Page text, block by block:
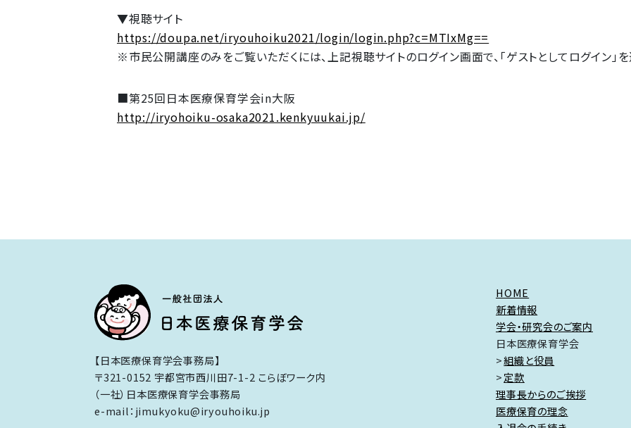
▼視聴サイト
https://doupa.net/iryouhoiku2021/login/login.php?c=MTIxMg==
※市民公開講座のみをご覧いただくには、上記視聴サイトのログイン画面で、「ゲストとしてログイン」
■第25回日本医療保育学会in大阪
http://iryohoiku-osaka2021.kenkyuukai.jp/
【日本医療保育学会事務局】
〒321-0152 宇都宮市西川田7-1-2 こらぼワーク内
（一社）日本医療保育学会事務局
e-mail：jimukyoku@iryouhoiku.jp
HOME
新着情報
学会・研究会のご案内
日本医療保育学会
組織と役員
定款
理事長からのご挨拶
医療保育の理念